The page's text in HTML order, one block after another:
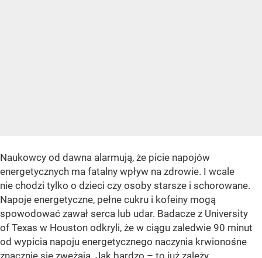
Naukowcy od dawna alarmują, że picie napojów
energetycznych ma fatalny wpływ na zdrowie. I wcale
nie chodzi tylko o dzieci czy osoby starsze i schorowane.
Napoje energetyczne, pełne cukru i kofeiny mogą
spowodować zawał serca lub udar. Badacze z University
of Texas w Houston odkryli, że w ciągu zaledwie 90 minut
od wypicia napoju energetycznego naczynia krwionośne